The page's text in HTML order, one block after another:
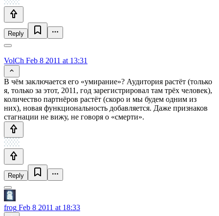
Reply
VolCh Feb 8 2011 at 13:31
В чём заключается его «умирание»? Аудитория растёт (только
я, только за этот, 2011, год зарегистрировал там трёх человек),
количество партнёров растёт (скоро и мы будем одним из
них), новая функциональность добавляется. Даже признаков
стагнации не вижу, не говоря о «смерти».
Reply
frog Feb 8 2011 at 18:33